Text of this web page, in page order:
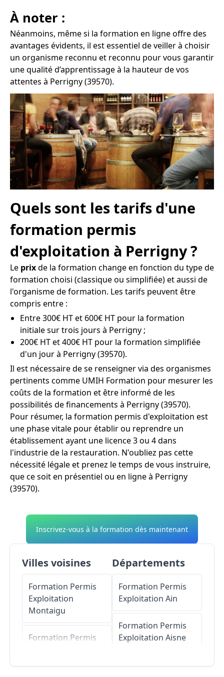
À noter :
Néanmoins, même si la formation en ligne offre des
avantages évidents, il est essentiel de veiller à choisir
un organisme reconnu et reconnu pour vous garantir
une qualité d’apprentissage à la hauteur de vos
attentes à Perrigny (39570).
Quels sont les tarifs d'une
formation permis
d'exploitation à Perrigny ?
Le prixde la formation change en fonction du type de
formation choisi (classique ou simplifiée) et aussi de
l'organisme de formation. Les tarifs peuvent être
compris entre :
Entre 300€ HT et 600€ HT pour la formation
initiale sur trois jours à Perrigny ;
200€ HT et 400€ HT pour la formation simplifiée
d'un jour à Perrigny (39570).
Il est nécessaire de se renseigner via des organismes
pertinents comme UMIH Formation pour mesurer les
coûts de la formation et être informé de les
possibilités de financements à Perrigny (39570).
Pour résumer, la formation permis d'exploitation est
une phase vitale pour établir ou reprendre un
établissement ayant une licence 3 ou 4 dans
l'industrie de la restauration. N'oubliez pas cette
nécessité légale et prenez le temps de vous instruire,
que ce soit en présentiel ou en ligne à Perrigny
(39570).
Inscrivez-vous à la formation dès maintenant
Villes voisines
Formation Permis
Exploitation
Montaigu
Formation Permis
Départements
Formation Permis
Exploitation Ain
Formation Permis
Exploitation Aisne
Formation Permis